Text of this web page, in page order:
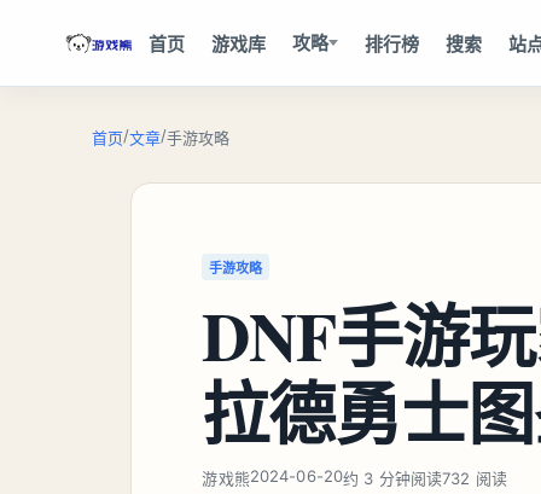
首页 游戏库 攻略 排行榜 搜索 站
首页/文章/手游攻略
手游攻略
DNF手游
拉德勇士
游戏熊2024-06-20约 3 分钟阅读732 阅读